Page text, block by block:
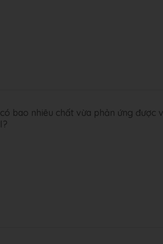
bao nhiêu chất vừa phản ứng được